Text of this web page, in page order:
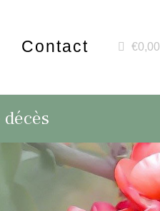
Contact €0,00